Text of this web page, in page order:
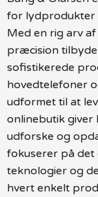
for lydprodukter
Med en rig arv
præcision
sofistikerede
hovedtelefoner
udformet til at
onlinebutik giver
udforske og
fokuserer på det
teknologier og
hvert enkelt